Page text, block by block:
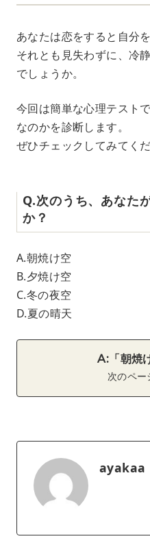
あなたは恋をすると自分
それとも見失わずに、冷
でしょうか。
今回は簡単な心理テスト
なのかを診断します。
ぜひチェックしてみてくだ
Q.次のうち、あなた
か？
A.朝焼け空
B.夕焼け空
C.冬の夜空
D.夏の晴天
A:「朝焼
次のペー
ayakaa